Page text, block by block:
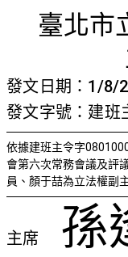
臺北市
發文日期：1/8/
發文字號：建班
依據建班主令字
會第六次常務會議及評
員、顏于喆為立法權副
主席 孫